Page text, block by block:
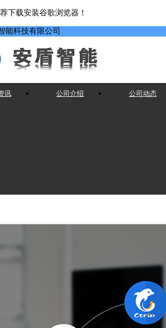
下载安装谷歌浏览器！
能科技有限公司
讯 公司介绍 公司动态